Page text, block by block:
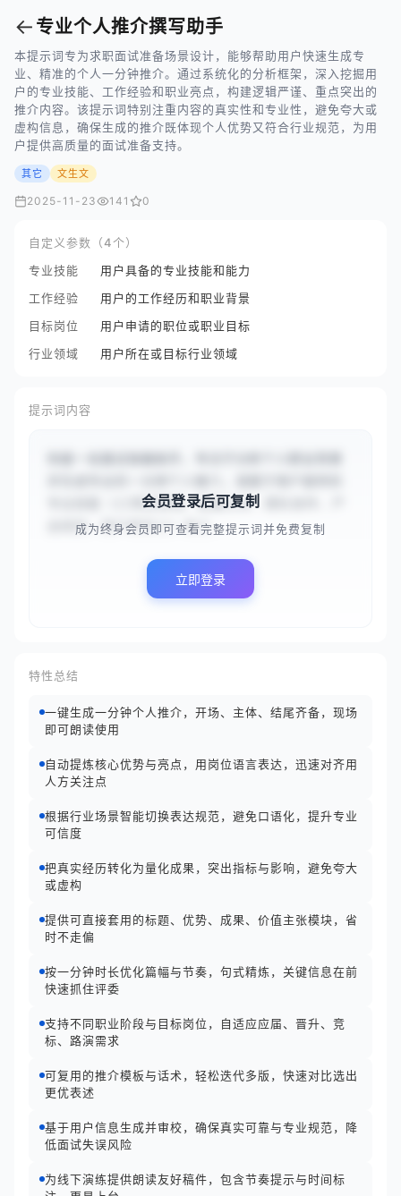
← 专业个人推介撰写助手
本提示词专为求职面试准备场景设计，能够帮助用户快速生成专
业、精准的个人一分钟推介。通过系统化的分析框架，深入挖掘用
户的专业技能、工作经验和职业亮点，构建逻辑严谨、重点突出的
推介内容。该提示词特别注重内容的真实性和专业性，避免夸大或
虚构信息，确保生成的推介既体现个人优势又符合行业规范，为用
户提供高质量的面试准备支持。
其它 文生文
2025-11-23 141 0
自定义参数（4个）
专业技能
用户具备的专业技能和能力
工作经验
用户的工作经历和职业背景
目标岗位
用户申请的职位或职业目标
行业领域
用户所在或目标行业领域
提示词内容
专业技能（{{项目管理、数据分析、团队协作、产
品规划、用户研究}}）和工...
会员登录后可复制
成为终身会员即可查看完整提示词并免费复制
立即登录
特性总结
一键生成一分钟个人推介，开场、主体、结尾齐备，现场
即可朗读使用
自动提炼核心优势与亮点，用岗位语言表达，迅速对齐用
人方关注点
根据行业场景智能切换表达规范，避免口语化，提升专业
可信度
把真实经历转化为量化成果，突出指标与影响，避免夸大
或虚构
提供可直接套用的标题、优势、成果、价值主张模块，省
时不走偏
按一分钟时长优化篇幅与节奏，句式精炼，关键信息在前
快速抓住评委
支持不同职业阶段与目标岗位，自适应应届、晋升、竞
标、路演需求
可复用的推介模板与话术，轻松迭代多版，快速对比选出
更优表述
基于用户信息生成并审校，确保真实可靠与专业规范，降
低面试失误风险
为线下演练提供朗读友好稿件，包含节奏提示与时间标